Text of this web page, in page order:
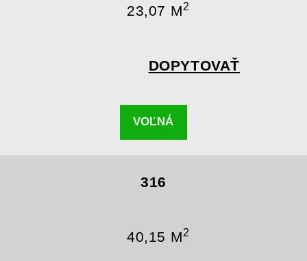
23,07 M2
DOPYTOVAŤ
VOĽNÁ
316
40,15 M2